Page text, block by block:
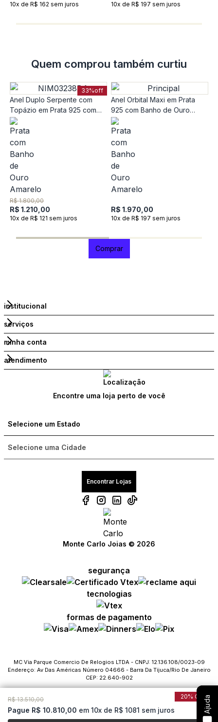
R$ 13.510,00
Pague R$ 10.810,00 em 10x de R$ 1081 sem juros
20% Off
10x de R$ 162 sem juros 10x de R$ 197 sem juros
Compre com um Embaixador
Consulte seu pedido
Solicite troca ou devolução
Fale com o SAC
Ajuda
Quem comprou também curtiu
33%off
Anel Duplo Serpente com
Topázio em Prata 925 com
Banho de Ouro Amarelo 18K
R$ 1.800,00
R$ 1.210,00
10x de R$ 121 sem juros
Anel Orbital Maxi em Prata
925 com Banho de Ouro
Amarelo 18K
R$ 1.970,00
10x de R$ 197 sem juros
Comprar
Compre com um Embaixador
Consulte seu pedido
Solicite troca ou devolução
Fale com o SAC
Ajuda
institucional
serviços
minha conta
atendimento
Encontre uma loja perto de você
Encontrar Lojas
Monte Carlo Joias © 2026
segurança
tecnologias
formas de pagamento
MC Via Parque Comercio De Relogios LTDA - CNPJ: 12.136.108/0023-09
Endereço: Av Das Américas Número 04666 - Barra Da Tijuca/Rio De Janeiro
CEP: 22.640-902
Compre com um Embaixador
Consulte seu pedido
Solicite troca ou devolução
Fale com o SAC
Ajuda